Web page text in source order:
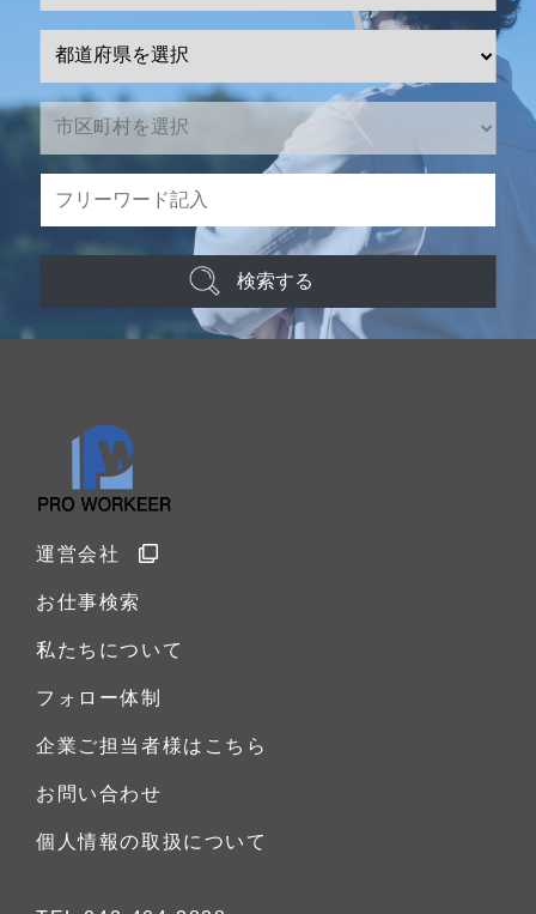
検索する
運営会社
お仕事検索
私たちについて
フォロー体制
企業ご担当者様はこちら
お問い合わせ
個人情報の取扱について